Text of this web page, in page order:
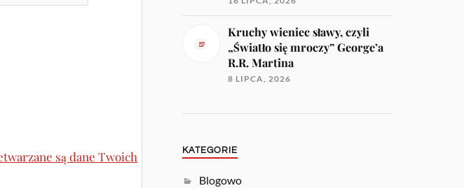
są dane Twoich
Kruchy wieniec sławy, czyli
„Światło się mroczy” George’a
R.R. Martina
8 LIPCA, 2026
KATEGORIE
Blogowo